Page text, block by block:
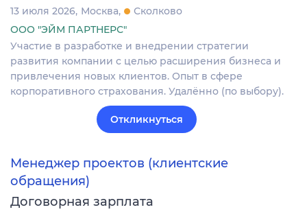
13 июля 2026 Москва
Сколково
ООО "ЭЙМ ПАРТНЕРС"
Участие в разработке и внедрении стратегии
развития компании с целью расширения бизнеса и
привлечения новых клиентов. Опыт в сфере
корпоративного страхования. Удалённо (по выбору).
Откликнуться
Менеджер проектов (клиентские
обращения)
Договорная зарплата